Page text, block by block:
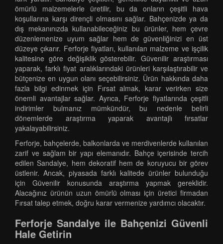
ömürlü malzemelerle üretilir, bu da onların çeşitli hava
koşullarına karşı dirençli olmasını sağlar. Bahçenizde ya da
dış mekanınızda kullanabileceğiniz bu ürünler, hem çevre
düzenlemenize uyum sağlar hem de güvenliğinizi en üst
düzeye çıkarır. Ferforje fiyatları, kullanılan malzeme ve işçilik
kalitesine göre değişiklik gösterebilir. Güvenilir araştırması
yaparak, farklı fiyat aralıklarındaki ürünleri karşılaştırabilir ve
bütçenize en uygun olanı seçebilirsiniz. Ürün hakkında daha
fazla bilgi edinmek için Fırsat almak, karar verirken size
önemli avantajlar sağlar. Ayrıca, Ferforje fiyatlarında çeşitli
indirimler bulmanız mümkündür, bu nedenle belirli
dönemlerde araştırma yaparak avantajlı fırsatlar
yakalayabilirsiniz.
Ferforje, bahçelerde, balkonlarda ve merdivenlerde kullanılan
zarif ve sağlam bir yapı elemanıdır. Bahçe içerisinde tercih
edilen Sandalye, hem dekoratif hem de koruyucu bir görev
üstlenir. Ancak, piyasada farklı kalitede ürünler bulunduğu
için Güvenilir konusunda araştırma yapmak gereklidir.
Alacağınız ürünün uzun ömürlü olması için üretici firmadan
Fırsat talep etmek, doğru karar vermenize yardımcı olacaktır.
Ferforje Sandalye ile Bahçenizi Güvenli
Hale Getirin